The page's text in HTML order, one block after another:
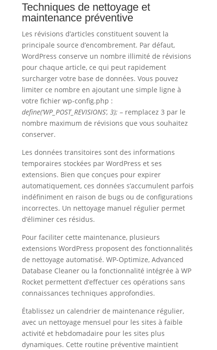
Techniques de nettoyage et
maintenance préventive
Les révisions d’articles constituent souvent la
principale source d’encombrement. Par défaut,
WordPress conserve un nombre illimité de révisions
pour chaque article, ce qui peut rapidement
surcharger votre base de données. Vous pouvez
limiter ce nombre en ajoutant une simple ligne à
votre fichier wp-config.php :
define(‘WP_POST_REVISIONS’, 3); – remplacez 3 par le
nombre maximum de révisions que vous souhaitez
conserver.
Les données transitoires sont des informations
temporaires stockées par WordPress et ses
extensions. Bien que conçues pour expirer
automatiquement, ces données s’accumulent parfois
indéfiniment en raison de bugs ou de configurations
incorrectes. Un nettoyage manuel régulier permet
d’éliminer ces résidus.
Pour faciliter cette maintenance, plusieurs
extensions WordPress proposent des fonctionnalités
de nettoyage automatisé. WP-Optimize, Advanced
Database Cleaner ou la fonctionnalité intégrée à WP
Rocket permettent d’effectuer ces opérations sans
connaissances techniques approfondies.
Établissez un calendrier de maintenance régulier,
avec un nettoyage mensuel pour les sites à faible
activité et hebdomadaire pour les sites plus
dynamiques. Cette routine préventive maintient